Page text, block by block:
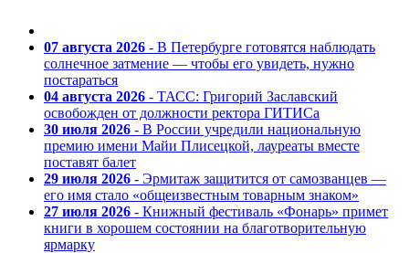
07 августа 2026 - В Петербурге готовятся наблюдать
солнечное затмение — чтобы его увидеть, нужно
постараться
04 августа 2026 - ТАСС: Григорий Заславский
освобожден от должности ректора ГИТИСа
30 июля 2026 - В России учредили национальную
премию имени Майи Плисецкой, лауреаты вместе
поставят балет
29 июля 2026 - Эрмитаж защитится от самозванцев —
его имя стало «общеизвестным товарным знаком»
27 июля 2026 - Книжный фестиваль «Фонарь» примет
книги в хорошем состоянии на благотворительную
ярмарку